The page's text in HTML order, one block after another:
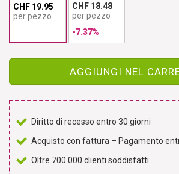
CHF 19.95
per pezzo
CHF 18.48
per pezzo
-7.37%
AGGIUNGI NEL
Diritto di recesso entro 30 giorni
Acquisto con fattura – Pagamento
Oltre 700.000 clienti soddisfatti